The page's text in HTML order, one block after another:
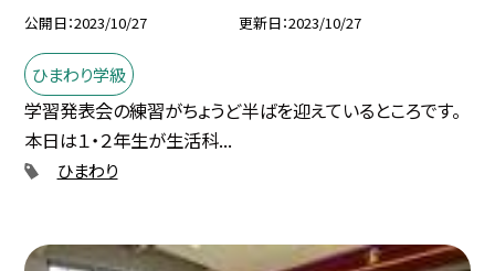
公開日 2023/10/27 更新日 2023/10/27
ひまわり学級
学習発表会の練習がちょうど半ばを迎えているところです。
本日は１・２年生が生活科...
ひまわり